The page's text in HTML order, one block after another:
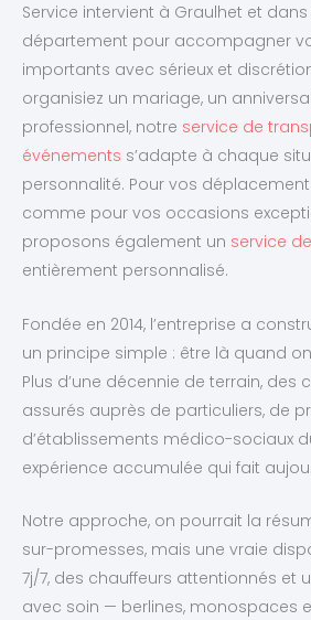
Service intervient à Graulhet et dans
département pour accompagner
importants avec sérieux et
organisiez un mariage, un
professionnel, notre service de
événements s’adapte à chaque
personnalité. Pour vos
comme pour vos occasions
proposons également un service
entièrement personnalisé.
Fondée en 2014, l’entreprise a
un principe simple : être là quand
Plus d’une décennie de terrain, des
assurés auprès de particuliers, de
d’établissements médico-sociaux
expérience accumulée qui fait
Notre approche, on pourrait la
sur-promesses, mais une vraie
7j/7, des chauffeurs attentionnés et
avec soin — berlines, monospaces